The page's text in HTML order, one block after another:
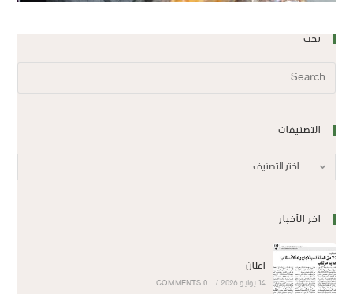
بحث
التصنيفات
اختر التصنيف
اخر الأخبار
اعلان
14 يوليو 2026 /
0 COMMENTS